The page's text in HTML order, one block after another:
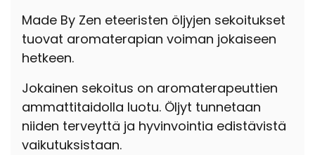
Made By Zen eteeristen öljyjen sekoitukset
tuovat aromaterapian voiman jokaiseen
hetkeen.
Jokainen sekoitus on aromaterapeuttien
ammattitaidolla luotu. Öljyt tunnetaan
niiden terveyttä ja hyvinvointia edistävistä
vaikutuksistaan.